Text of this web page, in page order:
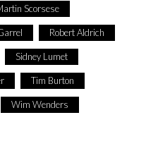
Scorsese
Robert Aldrich
Sidney Lumet
Tim Burton
Wim Wenders